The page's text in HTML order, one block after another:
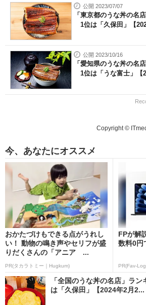
公開 2023/07/07
「東京都のうな丼の名
1位は「久保田」【
公開 2023/10/16
「愛知県のうな丼の名
1位は「うな富士」【
Copyright ©
今、あなたにオススメ
おかたづけもできる点がうれし
い！ 動物の鳴き声やセリフが盛
りだくさんの「アニア ...
PR(タカラトミー｜Hugkum)
FPが解
数料0円
PR(Fav-
「全国のうな丼の名店」ラ
は「久保田」【2024年2月2...